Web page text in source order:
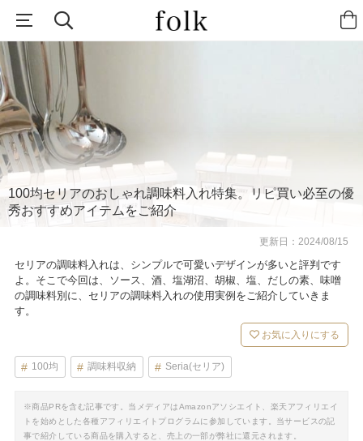
100均セリアのおしゃれ調味料入れ特集。リピ買い必至の優
秀おすすめアイテムをご紹介
更新日：2024/08/15
セリアの調味料入れは、シンプルで可愛いデザインが多いと評判です
よ。そこで今回は、ソース、酒、塩湖沼、胡椒、塩、だしの素、味噌
の調味料別に、セリアの調味料入れの使用実例をご紹介していきま
す。
お気に入りにする
100均 調味料収納 Seria(セリア)
※商品PRを含む記事です。当メディアはAmazonアソシエイト、楽天アフィリエイ
トを始めとした各種アフィリエイトプログラムに参加しています。当サービスの記
事で紹介している商品を購入すると、売上の一部が弊社に還元されます。